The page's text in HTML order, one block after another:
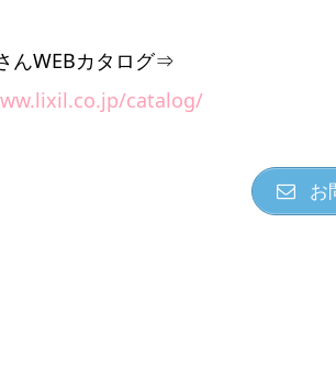
んWEBカタログ⇒
catalog/
お